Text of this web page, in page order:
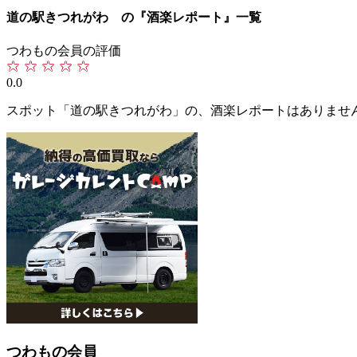
道の駅きつれがわ の『酒楽レポート』一覧
つわもの会員の評価
0.0
スポット「道の駅きつれがわ」の、酒楽レポートはありませ
つわもの会員